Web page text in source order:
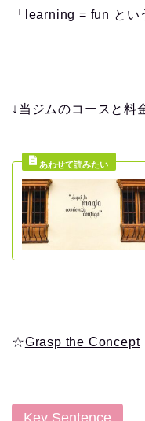
「learning = fun とい
↓当ジムのコースと料
☆Grasp the Concept